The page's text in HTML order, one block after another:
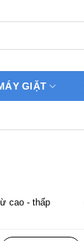
GIẶT
cao - thấp